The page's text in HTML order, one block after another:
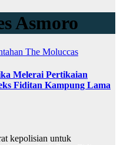
Asmoro
The Moluccas
Melerai Pertikaian
Fiditan Kampung Lama
kepolisian untuk